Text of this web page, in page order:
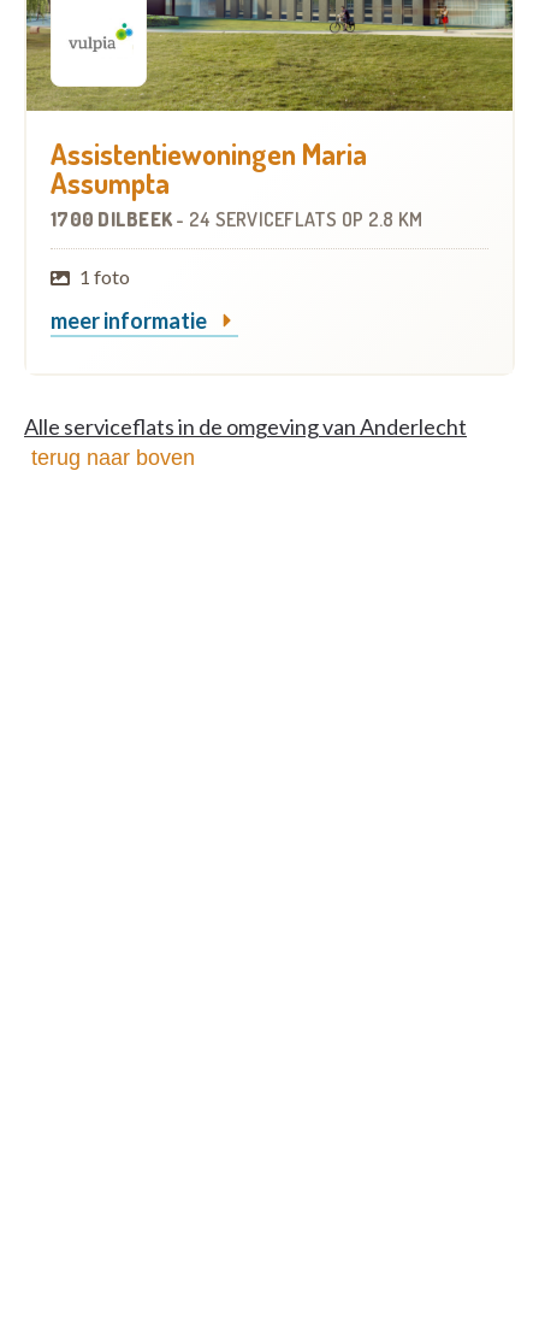
Assistentiewoningen Maria
Assumpta
1700 DILBEEK- 24 SERVICEFLATS OP 2.8 KM
1 foto
meer informatie
Alle serviceflats in de omgeving van Anderlecht
terug naar boven